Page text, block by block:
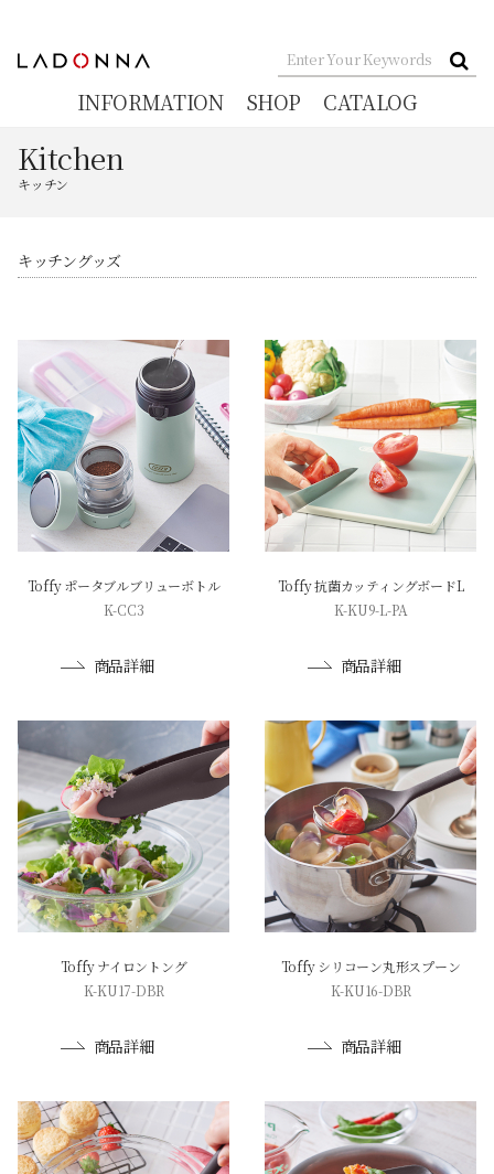
Kitchen
キッチン
キッチングッズ
Toffy ポータブルブリューボトル
K-CC3
商品詳細
Toffy 抗菌カッティングボードL
K-KU9-L-PA
商品詳細
Toffy ナイロントング
K-KU17-DBR
商品詳細
Toffy シリコーン丸形スプーン
K-KU16-DBR
商品詳細
INFORMATION SHOP CATALOG